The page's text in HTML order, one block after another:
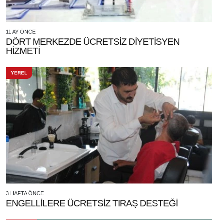
11 AY ÖNCE
DÖRT MERKEZDE ÜCRETSİZ DİYETİSYEN
HİZMETİ
YEREL
3 HAFTA ÖNCE
ENGELLİLERE ÜCRETSİZ TIRAŞ DESTEĞİ